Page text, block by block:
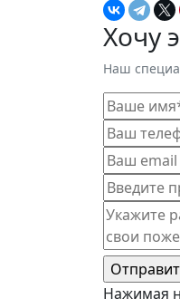
Хочу
Наш
Нажимая